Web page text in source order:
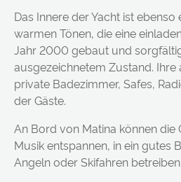
Das Innere der Yacht ist
warmen Tönen, die eine
Jahr 2000 gebaut und
ausgezeichnetem Zustand.
private Badezimmer, Safes,
der Gäste.
An Bord von Matina können die
Musik entspannen, in ein gutes
Angeln oder Skifahren